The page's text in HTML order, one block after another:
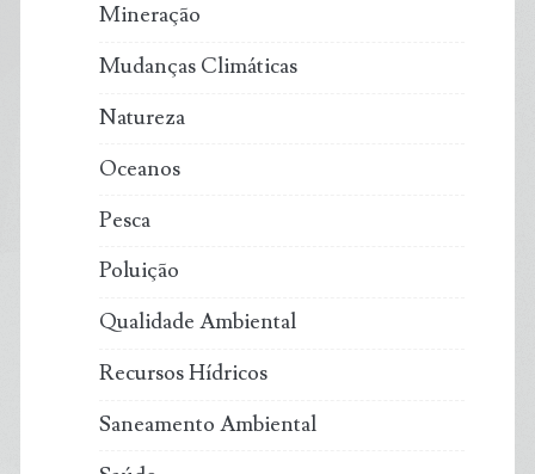
Mineração
Mudanças Climáticas
Natureza
Oceanos
Pesca
Poluição
Qualidade Ambiental
Recursos Hídricos
Saneamento Ambiental